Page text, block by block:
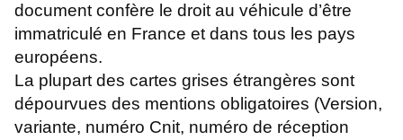
document confère le droit au véhicule d’être
immatriculé en France et dans tous les pays
européens.
La plupart des cartes grises étrangères sont
dépourvues des mentions obligatoires (Version,
variante, numéro Cnit, numéro de réception